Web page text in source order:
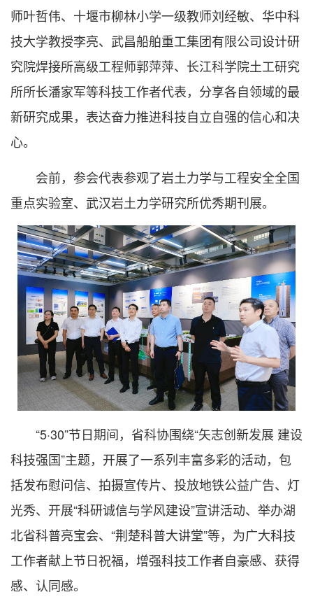
师叶哲伟、十堰市柳林小学一级教师刘经敏、华中科
技大学教授李亮、武昌船舶重工集团有限公司设计研
究院焊接所高级工程师郭萍萍、长江科学院土工研究
所所长潘家军等科技工作者代表，分享各自领域的最
新研究成果，表达奋力推进科技自立自强的信心和决
心。
会前，参会代表参观了岩土力学与工程安全全国
重点实验室、武汉岩土力学研究所优秀期刊展。
“5·30”节日期间，省科协围绕“矢志创新发展 建设
科技强国”主题，开展了一系列丰富多彩的活动，包
括发布慰问信、拍摄宣传片、投放地铁公益广告、灯
光秀、开展“科研诚信与学风建设”宣讲活动、举办湖
北省科普亮宝会、“荆楚科普大讲堂”等，为广大科技
工作者献上节日祝福，增强科技工作者自豪感、获得
感、认同感。